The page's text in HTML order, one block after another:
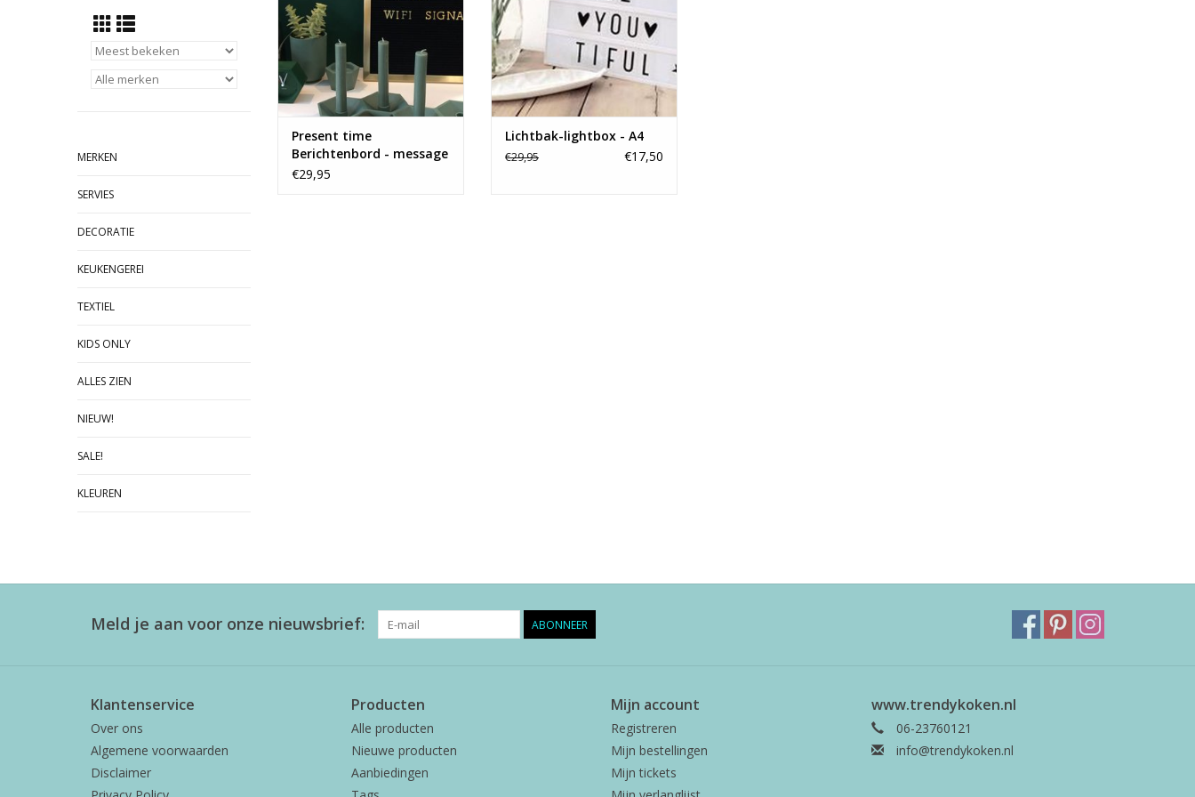
MERKEN
SERVIES
DECORATIE
KEUKENGEREI
TEXTIEL
KIDS ONLY
ALLES ZIEN
NIEUW!
SALE!
KLEUREN
Present time
Berichtenbord - message
board - gold
€29,95
Lichtbak-lightbox - A4
€29,95 €17,50
Meld je aan voor onze nieuwsbrief: ABONNEER
Klantenservice
Over ons
Algemene voorwaarden
Disclaimer
Producten
Alle producten
Nieuwe producten
Aanbiedingen
Mijn account
Registreren
Mijn bestellingen
Mijn tickets
www.trendykoken.nl
06-23760121
info@trendykoken.nl